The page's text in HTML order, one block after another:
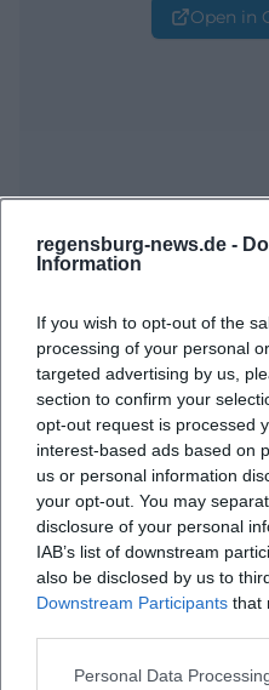
regensburg-news.de -
Information
If you wish to opt-out of the
processing of your personal
targeted advertising by us,
section to confirm your
opt-out request is processed
interest-based ads based on
us or personal information
your opt-out. You may
disclosure of your personal
IAB’s list of downstream
also be disclosed by us to
Downstream Participants that
Personal Data
Open in